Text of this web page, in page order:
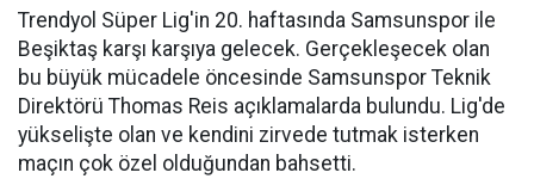
Trendyol Süper Lig'in 20. haftasında Samsunspor ile
Beşiktaş karşı karşıya gelecek. Gerçekleşecek olan
bu büyük mücadele öncesinde Samsunspor Teknik
Direktörü Thomas Reis açıklamalarda bulundu. Lig'de
yükselişte olan ve kendini zirvede tutmak isterken
maçın çok özel olduğundan bahsetti.